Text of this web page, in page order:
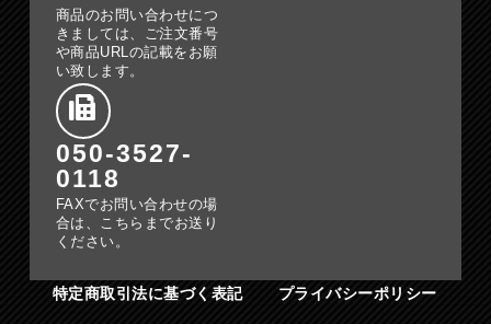
商品のお問い合わせにつ
きましては、ご注文番号
や商品URLの記載をお願
い致します。
050-3527-
0118
FAXでお問い合わせの場
合は、こちらまでお送り
ください。
特定商取引法に基づく表記 プライバシーポリシー